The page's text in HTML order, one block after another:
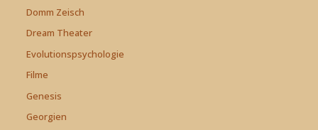
Domm Zeisch
Dream Theater
Evolutionspsychologie
Filme
Genesis
Georgien